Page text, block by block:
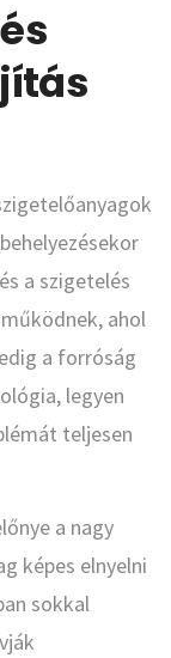
a szigetelés
ahol
a forróság
legyen
teljesen
a nagy
képes elnyelni
sokkal